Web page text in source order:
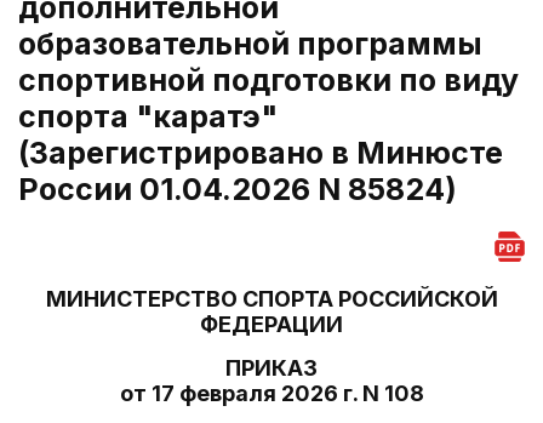
дополнительной
образовательной программы
спортивной подготовки по виду
спорта "каратэ"
(Зарегистрировано в Минюсте
России 01.04.2026 N 85824)
МИНИСТЕРСТВО СПОРТА РОССИЙСКОЙ
ФЕДЕРАЦИИ
ПРИКАЗ
от 17 февраля 2026 г. N 108